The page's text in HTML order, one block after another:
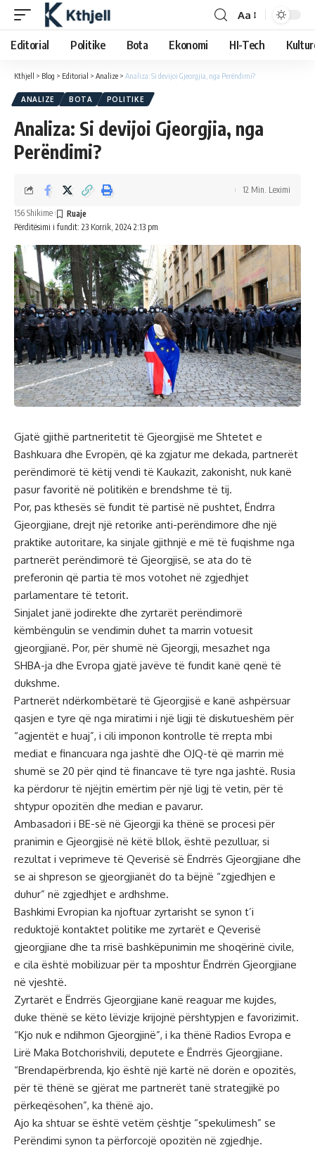
Aa
Editorial Politike Bota Ekonomi HI-Tech
Kthjell > Blog > Editorial > Analize > Analiza: Si devijoi Gjeorgjia, nga Perëndimi?
ANALIZE BOTA POLITIKE
Analiza: Si devijoi Gjeorgjia, nga
Perëndimi?
Përditësimi i fundit: 23 Korrik, 2024 2:13 pm
156 Shikime
12 Min. Leximi
Gjatë gjithë partneritetit të Gjeorgjisë me Shtetet e
Bashkuara dhe Evropën, që ka zgjatur me dekada, partnerët
perëndimorë të këtij vendi të Kaukazit, zakonisht, nuk kanë
pasur favoritë në politikën e brendshme të tij.
Por, pas kthesës së fundit të partisë në pushtet, Ëndrra
Gjeorgjiane, drejt një retorike anti-perëndimore dhe një
praktike autoritare, ka sinjale gjithnjë e më të fuqishme nga
partnerët perëndimorë të Gjeorgjisë, se ata do të
preferonin që partia të mos votohet në zgjedhjet
parlamentare të tetorit.
Sinjalet janë jodirekte dhe zyrtarët perëndimorë
këmbëngulin se vendimin duhet ta marrin votuesit
gjeorgjianë. Por, për shumë në Gjeorgji, mesazhet nga
SHBA-ja dhe Evropa gjatë javëve të fundit kanë qenë të
dukshme.
Partnerët ndërkombëtarë të Gjeorgjisë e kanë ashpërsuar
qasjen e tyre që nga miratimi i një ligji të diskutueshëm për
“agjentët e huaj”, i cili imponon kontrolle të rrepta mbi
mediat e financuara nga jashtë dhe OJQ-të që marrin më
shumë se 20 për qind të financave të tyre nga jashtë. Rusia
ka përdorur të njëjtin emërtim për një ligj të vetin, për të
shtypur opozitën dhe median e pavarur.
Ambasadori i BE-së në Gjeorgji ka thënë se procesi për
pranimin e Gjeorgjisë në këtë bllok, është pezulluar, si
rezultat i veprimeve të Qeverisë së Ëndrrës Gjeorgjiane dhe
se ai shpreson se gjeorgjianët do ta bëjnë “zgjedhjen e
duhur” në zgjedhjet e ardhshme.
Bashkimi Evropian ka njoftuar zyrtarisht se synon t’i
reduktojë kontaktet politike me zyrtarët e Qeverisë
gjeorgjiane dhe ta rrisë bashkëpunimin me shoqërinë civile,
e cila është mobilizuar për ta mposhtur Ëndrrën Gjeorgjiane
në vjeshtë.
Zyrtarët e Ëndrrës Gjeorgjiane kanë reaguar me kujdes,
duke thënë se këto lëvizje krijojnë përshtypjen e favorizimit.
“Kjo nuk e ndihmon Gjeorgjinë”, i ka thënë Radios Evropa e
Lirë Maka Botchorishvili, deputete e Ëndrrës Gjeorgjiane.
“Brendapërbrenda, kjo është një kartë në dorën e opozitës,
për të thënë se gjërat me partnerët tanë strategjikë po
përkeqësohen”, ka thënë ajo.
Ajo ka shtuar se është vetëm çështje “spekulimesh” se
Perëndimi synon ta përforcojë opozitën në zgjedhje.